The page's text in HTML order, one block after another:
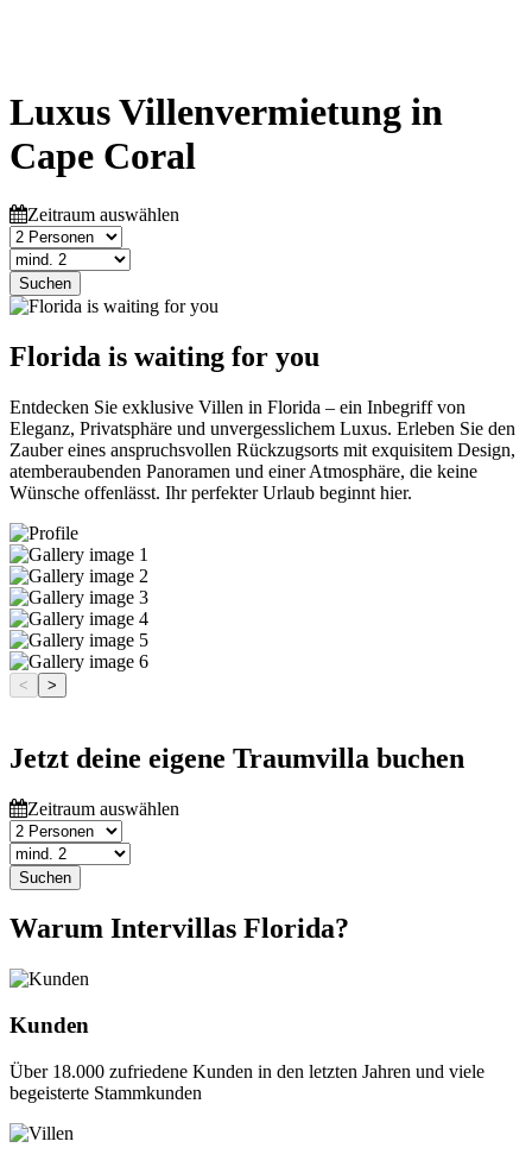
Luxus Villenvermietung in
Cape Coral
Zeitraum auswählen
Suchen
Florida is waiting for you
Entdecken Sie exklusive Villen in Florida – ein Inbegriff von
Eleganz, Privatsphäre und unvergesslichem Luxus. Erleben Sie den
Zauber eines anspruchsvollen Rückzugsorts mit exquisitem Design,
atemberaubenden Panoramen und einer Atmosphäre, die keine
Wünsche offenlässt. Ihr perfekter Urlaub beginnt hier.
< >
Jetzt deine eigene Traumvilla buchen
Zeitraum auswählen
Suchen
Warum Intervillas Florida?
Kunden
Über 18.000 zufriedene Kunden in den letzten Jahren und viele
begeisterte Stammkunden